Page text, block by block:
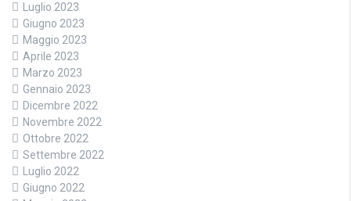
Luglio 2023
Giugno 2023
Maggio 2023
Aprile 2023
Marzo 2023
Gennaio 2023
Dicembre 2022
Novembre 2022
Ottobre 2022
Settembre 2022
Luglio 2022
Giugno 2022